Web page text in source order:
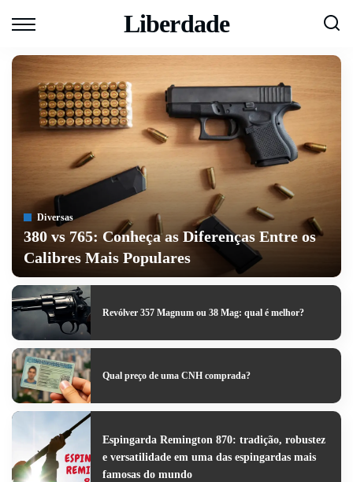
Liberdade
Diversas
380 vs 765: Conheça as Diferenças Entre os
Calibres Mais Populares
Posted
by
paraexpressaraliberdade 17 de junho de 2026
Revólver 357 Magnum ou 38 Mag: qual é melhor?
Qual preço de uma CNH comprada?
Espingarda Remington 870: tradição, robustez
e versatilidade em uma das espingardas mais
famosas do mundo